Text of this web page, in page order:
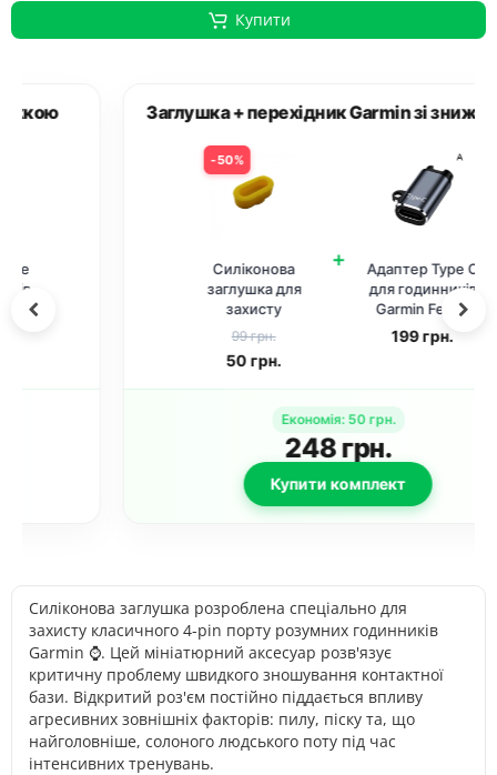
Купити
Заглушка + перехідник Garmin зі знижкою
заглушка для
+
Адаптер Type C
для годинників
Garmin Fenix,
грн.
грн.
Купити комплект
Силіконова заглушка розроблена спеціально для
захисту класичного 4-pin порту розумних годинників
Garmin ⌚. Цей мініатюрний аксесуар розв'язує
критичну проблему швидкого зношування контактної
бази. Відкритий роз'єм постійно піддається впливу
агресивних зовнішніх факторів: пилу, піску та, що
найголовніше, солоного людського поту під час
інтенсивних тренувань.